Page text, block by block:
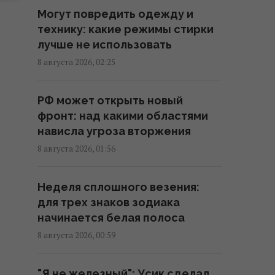
Праге, которые стоит знать
перед поездкой
01:15 суббота, 08 августа 2026
иностранным заказчикам новую
ракету для Су-57, – СМИ
00:32 суббота, 08 августа 2026
выбрасывать: как использовать
его повторно с пользой
00:05 суббота, 08 августа 2026
Могут повредить одежду и
технику: какие режимы стирки
лучше не использовать
8 августа 2026, 02:25
РФ может открыть новый
фронт: над какими областями
нависла угроза вторжения
8 августа 2026, 01:56
Неделя сплошного везения:
для трех знаков зодиака
начинается белая полоса
8 августа 2026, 00:59